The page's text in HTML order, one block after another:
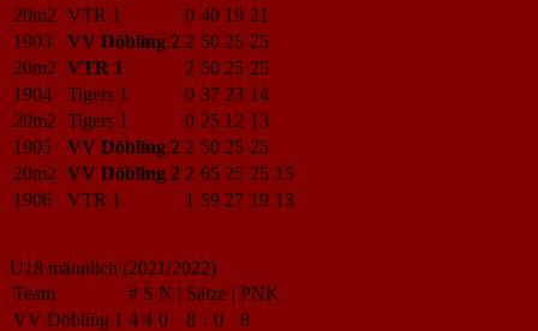
20m2 VTR 1 0 40 19 21
1903
VV Döbling 2 2 50 25 25
20m2 VTR 1 2 50 25 25
1904
Tigers 1 0 37 23 14
20m2 Tigers 1 0 25 12 13
1905
VV Döbling 2 2 50 25 25
20m2 VV Döbling 2 2 65 25 25 15
1906
VTR 1 1 59 27 19 13
U18 männlich (2021/2022)
Team
# S N | Sätze | PNK
VV Döbling 1 4 4 0 8 : 0
8